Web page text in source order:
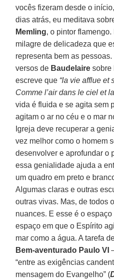
vocês fizeram desde o
dias atrás, eu meditava
Memling, o pintor
milagre de delicadeza que
representa bem as
versos de Baudelaire sobre
escreve que “la vie afflue et
Comme l’air dans le ciel et
vida é fluida e se agita sem
agitam o ar no céu e o mar
Igreja deve recuperar a
vez melhor como o homem
desenvolver e aprofundar o
essa genialidade ajuda a
um quadro em preto e
Algumas claras e outras
outras vivas. Mas, de todos
nuances. E esse é o
espaço em que o Espírito
mar como a água. A tarefa
Bem-aventurado Paulo VI
“entre as exigências
mensagem do Evangelho” (